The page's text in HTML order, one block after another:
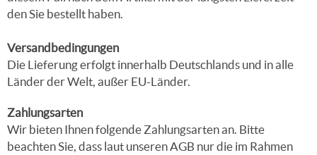
den Sie bestellt haben.
Versandbedingungen
Die Lieferung erfolgt innerhalb Deutschlands und in alle
Länder der Welt, außer EU-Länder.
Zahlungsarten
Wir bieten Ihnen folgende Zahlungsarten an. Bitte
beachten Sie, dass laut unseren AGB nur die im Rahmen